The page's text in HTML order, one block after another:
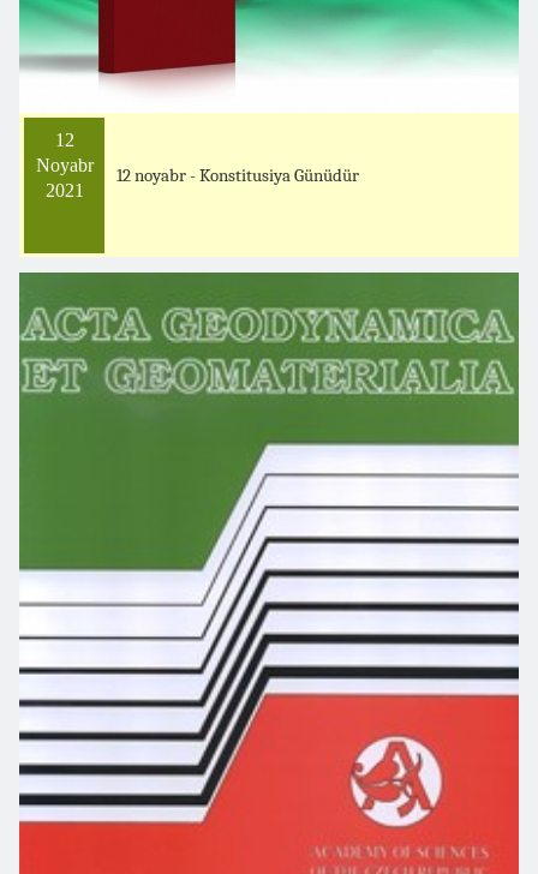
12
Noyabr
2021
12 noyabr - Konstitusiya Günüdür